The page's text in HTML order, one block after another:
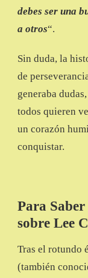
debes ser una
a otros“.
Sin duda, la
de
generaba
todos quieren
un corazón
conquistar.
Para
sobre Lee
Tras el rotundo
(también